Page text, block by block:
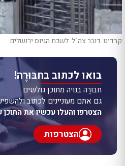
קרדיט: דובר צה"ל. לשכת הגיוס ירושלים
בואו לכתוב בחבּוּרֶה!
חבּוּרֶה בנויה מתוכן גולשים.
גם אתם מעוניינים לכתוב
הצטרפו והעלו עכשיו את
הצטרפות